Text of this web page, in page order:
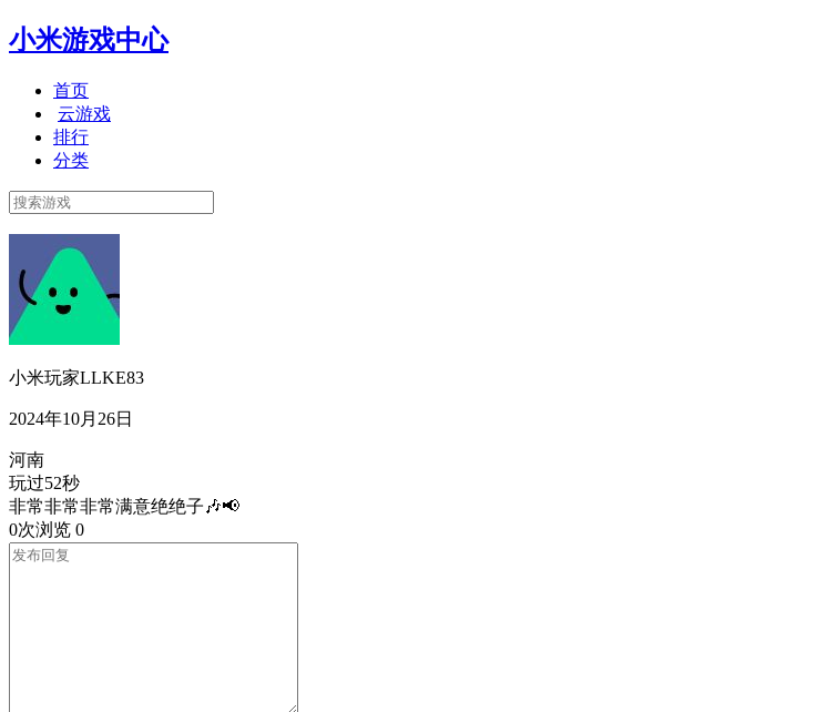
小米游戏中心
首页
云游戏
排行
分类
小米玩家LLKE83
2024年10月26日
河南
玩过52秒
非常非常非常满意绝绝子🎶📢
0次浏览 0